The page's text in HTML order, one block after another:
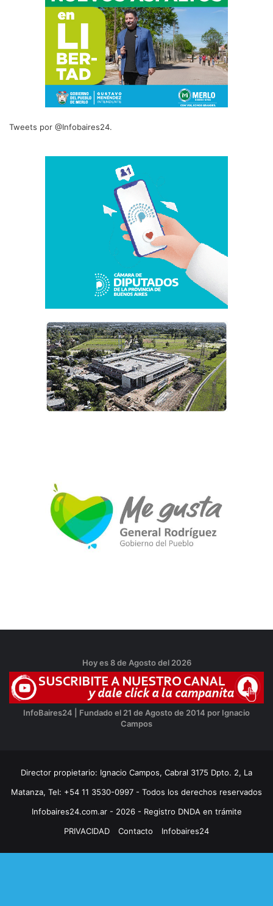
Tweets por @Infobaires24.
Hoy es 8 de Agosto del 2026
InfoBaires24 | Fundado el 21 de Agosto de 2014 por Ignacio
Campos
Director propietario: Ignacio Campos, Cabral 3175 Dpto. 2, La
Matanza, Tel: +54 11 3530-0997 - Todos los derechos reservados
Infobaires24.com.ar - 2026 - Registro DNDA en trámite
PRIVACIDAD
Contacto Infobaires24